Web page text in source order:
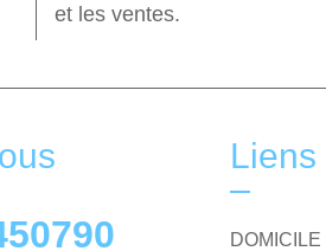
et les ventes.
Liens
DOMICILE